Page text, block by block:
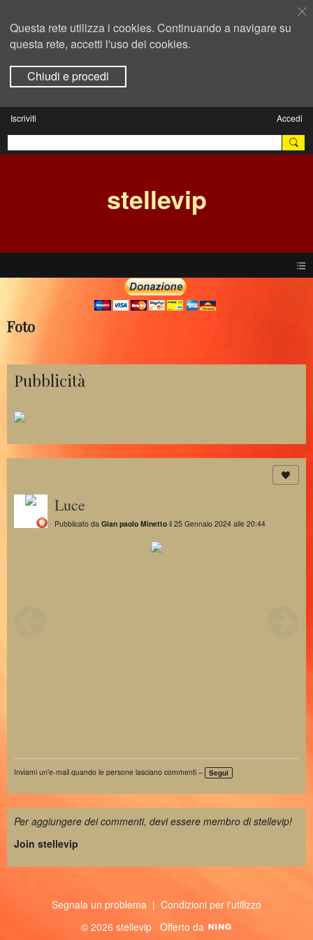
Questa rete utilizza i cookies. Continuando a navigare su
questa rete, accetti l'uso dei cookies.
Chiudi e procedi
Iscriviti Accedi
stellevip
Foto
Pubblicità
Luce
Pubblicato da Gian paolo Minetto il 25 Gennaio 2024 alle 20:44
Inviami un'e-mail quando le persone lasciano commenti – Segui
Per aggiungere dei commenti, devi essere membro di stellevip!
Join stellevip
Segnala un problema | Condizioni per l'utilizzo
© 2026 stellevip Offerto da